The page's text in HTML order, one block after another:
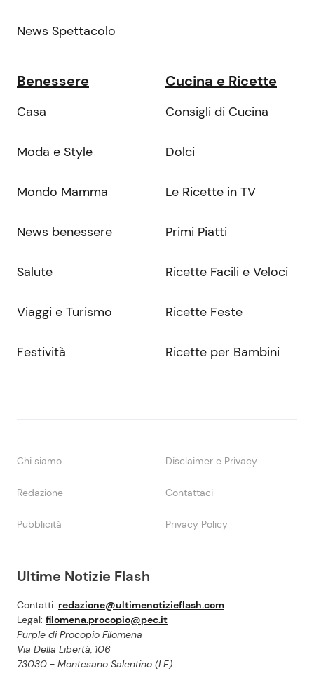
Ultime Notizie Flash
Contatti: redazione@ultimenotizieflash.com
Legal: filomena.procopio@pec.it
Purple di Procopio Filomena
Via Della Libertà, 106
73030 - Montesano Salentino (LE)
News Spettacolo
Benessere
Casa
Moda e Style
Mondo Mamma
News benessere
Salute
Viaggi e Turismo
Festività
Cucina e Ricette
Consigli di Cucina
Dolci
Le Ricette in TV
Primi Piatti
Ricette Facili e Veloci
Ricette Feste
Ricette per Bambini
Chi siamo Disclaimer e Privacy
Redazione Contattaci
Pubblicità Privacy Policy